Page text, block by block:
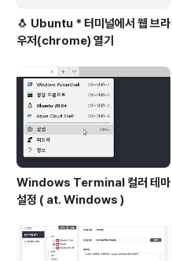
🐧 Ubuntu * 터미널에서 웹 브라
우저(chrome) 열기
Windows Terminal 컬러 테마
설정 ( at. Windows )